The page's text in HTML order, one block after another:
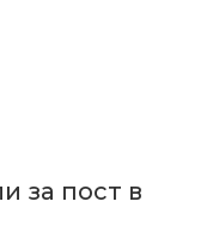
за пост в